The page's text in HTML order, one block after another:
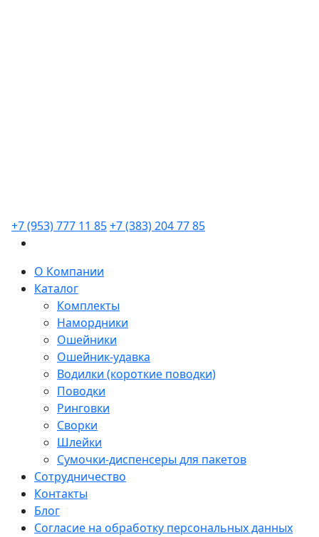
+7 (953) 777 11 85+7 (383) 204 77 85
О Компании
Каталог
Комплекты
Намордники
Ошейники
Ошейник-удавка
Водилки (короткие поводки)
Поводки
Ринговки
Сворки
Шлейки
Сумочки-диспенсеры для пакетов
Сотрудничество
Контакты
Блог
Согласие на обработку персональных данных